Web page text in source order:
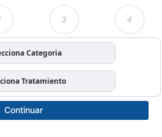
3 4
Categoria
Tratamiento
Continuar